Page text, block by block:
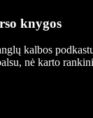
knygos
kalbos
nė karto